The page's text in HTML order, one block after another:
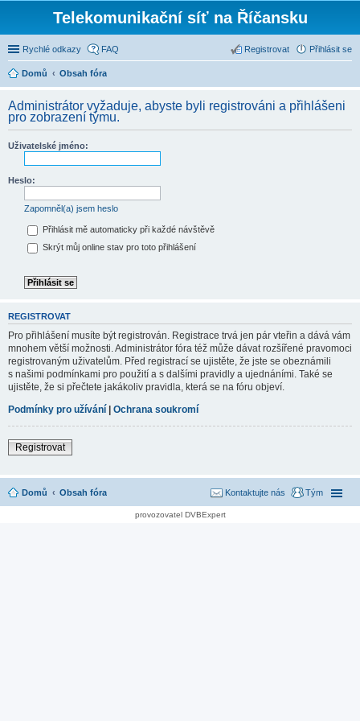
Telekomunikační síť na Říčansku
Rychlé odkazy FAQ Přihlásit se
Registrovat
Domů Obsah fóra
Administrátor vyžaduje, abyste byli registrováni a přihlášeni
pro zobrazení týmu.
Uživatelské jméno:
Heslo:
Zapomněl(a) jsem heslo
Přihlásit mě automaticky při každé návštěvě
Skrýt můj online stav pro toto přihlášení
REGISTROVAT
Pro přihlášení musíte být registrován. Registrace trvá jen pár vteřin a dává vám
mnohem větší možnosti. Administrátor fóra též může dávat rozšířené pravomoci
registrovaným uživatelům. Před registrací se ujistěte, že jste se obeznámili
s našimi podmínkami pro použití a s dalšími pravidly a ujednáními. Také se
ujistěte, že si přečtete jakákoliv pravidla, která se na fóru objeví.
Podmínky pro užívání | Ochrana soukromí
Registrovat
Domů Obsah fóra Tým
Kontaktujte nás
provozovatel DVBExpert